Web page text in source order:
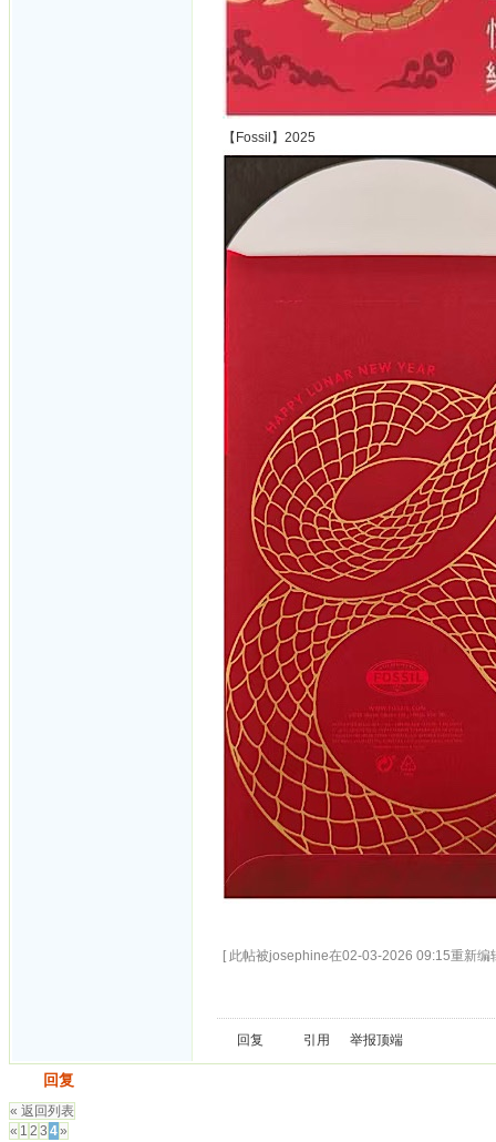
【Fossil】2025
[ 此帖被josephine在02-03-2026 09:15重新编
回复 引用 举报顶端
回复
« 返回列表
« 1 2 3 4»